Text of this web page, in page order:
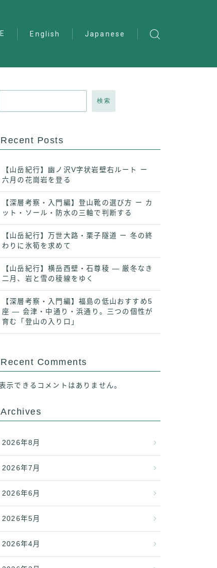
English Japanese
検索
Recent Posts
【山岳紀行】幽ノ沢V字状岩壁右ルート ー
六月の花崗岩を登る
【深層考察・入門編】登山靴の選び方 ー カ
ット・ソール・防水の三軸で判断する
【山岳紀行】万世大路・栗子隧道 ー 冬の終
わりに氷筍を求めて
【山岳紀行】横岳西壁・石尊稜 ― 厳冬なき
二月、岩と雪の稜線をゆく
【深層考察・入門編】福島の低山おすすめ5
座 ― 会津・中通り・浜通り。三つの個性が
育む「登山の入り口」
Recent Comments
示できるコメントはありません。
Archives
2026年8月
2026年7月
2026年6月
2026年5月
2026年4月